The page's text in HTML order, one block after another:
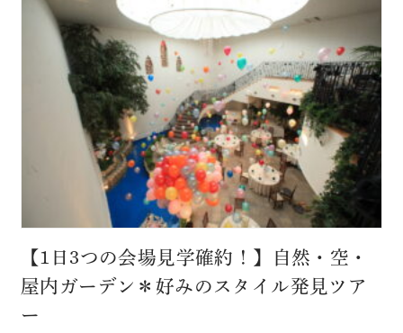
【1日3つの会場見学確約！】自然・空・
屋内ガーデン＊好みのスタイル発見ツア
ー